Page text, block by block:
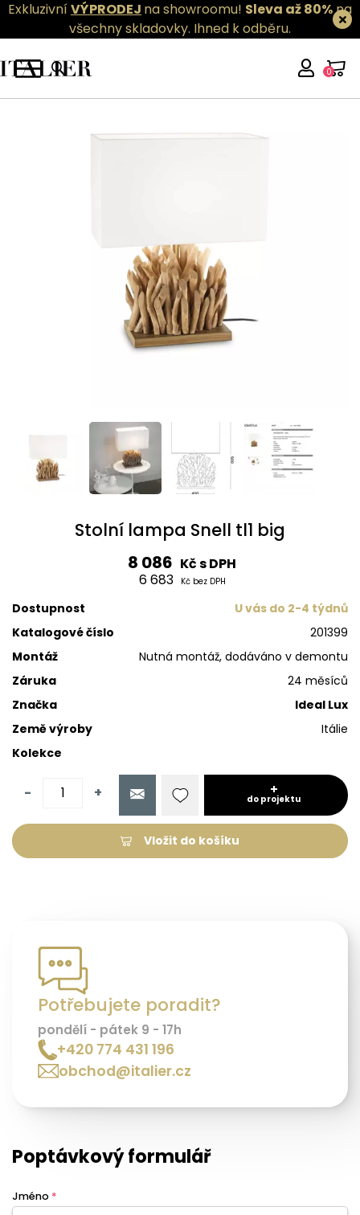
ExkluzivníVÝPRODEJ na showroomu! Sleva až 80%na
všechny skladovky. Ihned k odběru.
0
Stolní lampa Snell tl1 big
8 086 Kč s DPH
6 683
Kč bez DPH
Dostupnost
U vás do 2-4 týdnů
Katalogové číslo
201399
Montáž
Nutná montáž, dodáváno v demontu
Záruka
24 měsíců
Značka
Ideal Lux
Země výroby
Itálie
Kolekce
- +
Vložit do košíku
do projektu
Potřebujete poradit?
pondělí - pátek 9 - 17h
+420 774 431 196
obchod@italier.cz
Poptávkový formulář
Jméno *